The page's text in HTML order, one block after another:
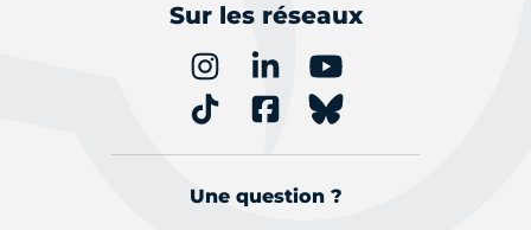
Sur les réseaux
Une question ?